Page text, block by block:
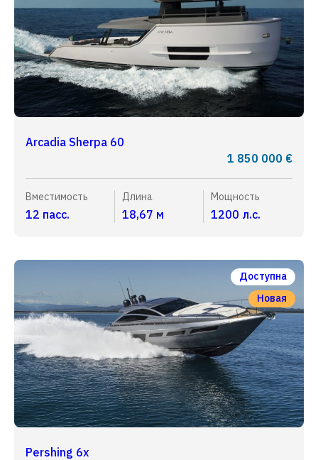
Arcadia Sherpa 60
1 850 000 €
Вместимость
12 пасс.
Длина
18,67 м
Мощность
1200 л.с.
Доступна
Новая
Pershing 6x